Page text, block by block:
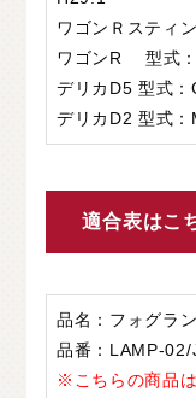
ワゴンＲスティ
ワゴンR 型式：
デリカD5 型式
デリカD2 型式
適合表はこ
品名：フォグラ
品番：LAMP-
※こちらの商品